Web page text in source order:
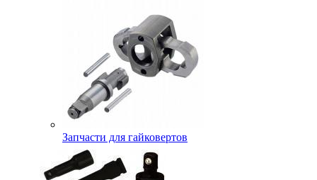
Запчасти для гайковертов